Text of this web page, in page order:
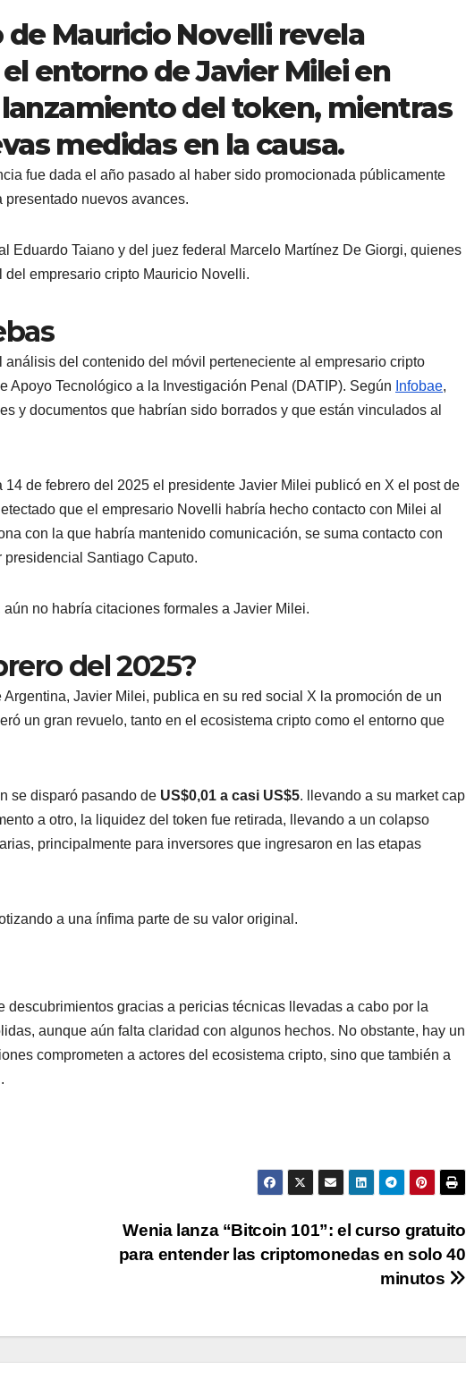
Mauricio Novelli revela
entorno de Javier Milei en
del token, mientras
medidas en la causa.
fue dada el año pasado al haber sido promocionada públicamente
nuevos avances.
Eduardo Taiano y del juez federal Marcelo Martínez De Giorgi, quienes
empresario cripto Mauricio Novelli.
del contenido del móvil perteneciente al empresario cripto
Apoyo Tecnológico a la Investigación Penal (DATIP). Según Infobae,
y documentos que habrían sido borrados y que están vinculados al
de febrero del 2025 el presidente Javier Milei publicó en X el post de
que el empresario Novelli habría hecho contacto con Milei al
con la que habría mantenido comunicación, se suma contacto con
Santiago Caputo.
no habría citaciones formales a Javier Milei.
del 2025?
Javier Milei, publica en su red social X la promoción de un
un gran revuelo, tanto en el ecosistema cripto como el entorno que
se disparó pasando de US$0,01 a casi US$5. llevando a su market cap
a otro, la liquidez del token fue retirada, llevando a un colapso
principalmente para inversores que ingresaron en las etapas
a una ínfima parte de su valor original.
descubrimientos gracias a pericias técnicas llevadas a cabo por la
aunque aún falta claridad con algunos hechos. No obstante, hay un
comprometen a actores del ecosistema cripto, sino que también a
Wenia lanza “Bitcoin 101”: el curso gratuito
para entender las criptomonedas en solo 40
minutos